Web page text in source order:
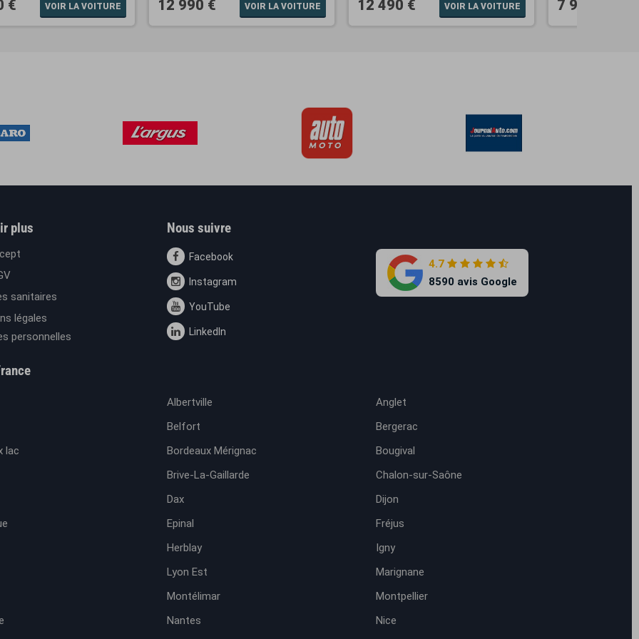
€ VOIR LA VOITURE 12 990 € VOIR LA VOITURE 12 490 € VOIR LA VOITURE 7 990 €
plus
sanitaires
légales
personnelles
Nous suivre
Facebook
Instagram
YouTube
LinkedIn
4.7
8590 avis Google
Albertville
Anglet
Belfort
Bergerac
lac Bordeaux Mérignac
Bougival
Brive-La-Gaillarde
Chalon-sur-Saône
Dax
Dijon
Epinal
Fréjus
Herblay
Igny
Lyon Est
Marignane
Montélimar
Montpellier
Nantes
Nice